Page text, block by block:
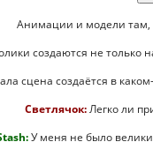
Анимации и модели там,
создаются не только
сцена создаётся в
Светлячок:Легко ли
У меня не было